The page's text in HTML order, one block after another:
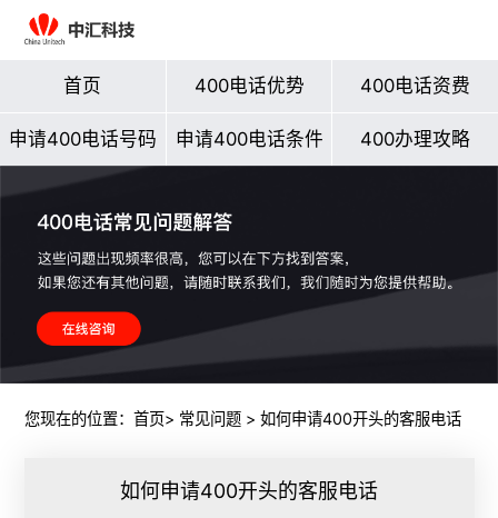
首页 400电话优势 400电话资费
申请400电话号码 申请400电话条件 400办理攻略
您现在的位置： 首页> 常见问题> 如何申请400开头的客服电话
如何申请400开头的客服电话